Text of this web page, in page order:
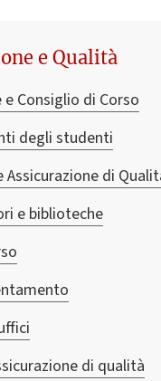
e Qualità
Consiglio di Corso
degli studenti
Assicurazione di
e biblioteche
di qualità